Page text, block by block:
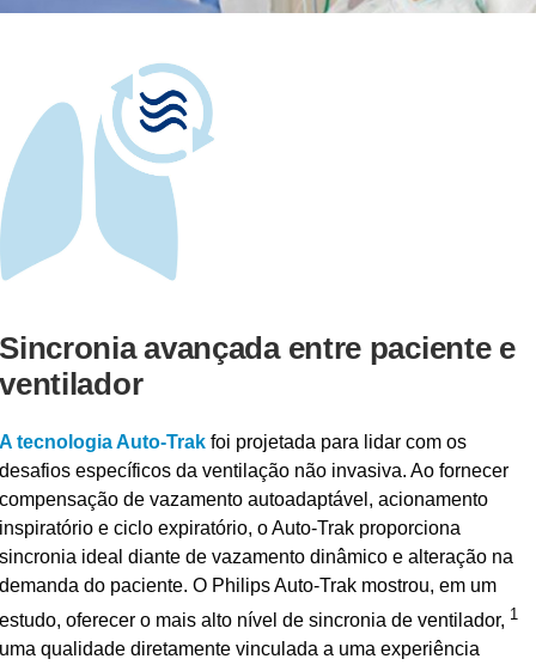
Sincronia avançada entre paciente e
ventilador
A tecnologia Auto-Trak foi projetada para lidar com os
desafios específicos da ventilação não invasiva. Ao fornecer
compensação de vazamento autoadaptável, acionamento
inspiratório e ciclo expiratório, o Auto-Trak proporciona
sincronia ideal diante de vazamento dinâmico e alteração na
demanda do paciente. O Philips Auto-Trak mostrou, em um
estudo, oferecer o mais alto nível de sincronia de ventilador, 1
uma qualidade diretamente vinculada a uma experiência